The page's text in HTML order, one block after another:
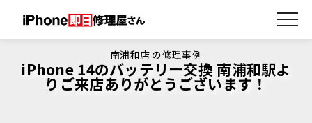
南浦和店 の修理事例
iPhone 14のバッテリー交換 南浦和駅よ
りご来店ありがとうございます！